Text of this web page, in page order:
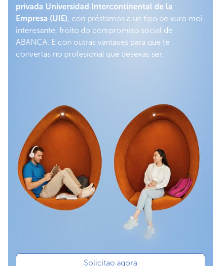
privada Universidad Intercontinental de la
Empresa (UIE), con préstamos a un tipo de xuro moi
interesante, froito do compromiso social de
ABANCA. E con outras vantaxes para que te
convertas no profesional que desexas ser.
Solicítao agora